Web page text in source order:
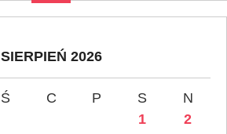
SIERPIEŃ 2026
Ś C P S
N
1
2